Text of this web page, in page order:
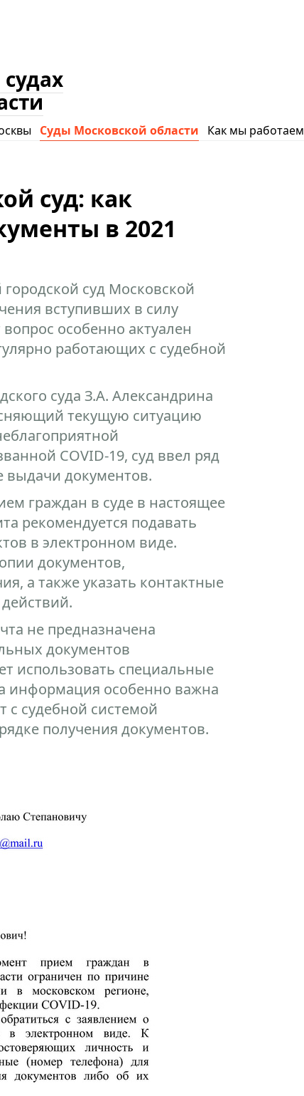
Суды Московской области Как мы работаем
суд: как
в 2021
суд Московской
вступивших в силу
особенно актуален
работающих с судебной
суда З.А. Александрина
текущую ситуацию
COVID-19, суд ввел ряд
выдачи документов.
граждан в суде в настоящее
рекомендуется подавать
в электронном виде.
документов,
а также указать контактные
не предназначена
документов
использовать специальные
информация особенно важна
с судебной системой
получения документов.